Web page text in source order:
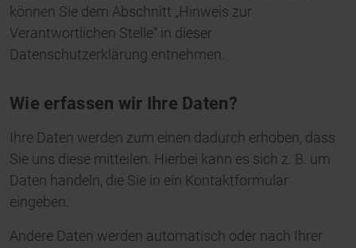
können Sie dem Abschnitt „Hinweis zur
Verantwortlichen Stelle“ in dieser
Datenschutzerklärung entnehmen.
Wie erfassen wir Ihre Daten?
Ihre Daten werden zum einen dadurch erhoben, dass
Sie uns diese mitteilen. Hierbei kann es sich z. B. um
Daten handeln, die Sie in ein Kontaktformular
eingeben.
Andere Daten werden automatisch oder nach Ihrer